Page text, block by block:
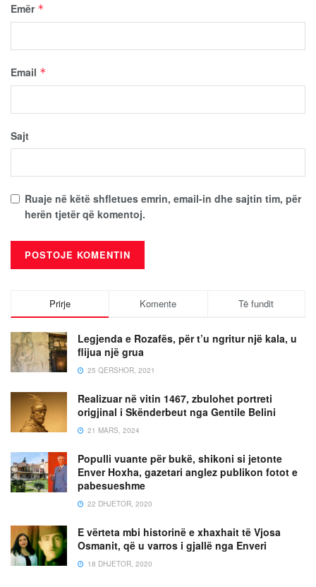
Emër *
Email *
Sajt
Ruaje në këtë shfletues emrin, email-in dhe sajtin tim, për
herën tjetër që komentoj.
Prirje Komente Të fundit
Legjenda e Rozafës, për t’u ngritur një kala, u
flijua një grua
25 QERSHOR, 2021
Realizuar në vitin 1467, zbulohet portreti
origjinal i Skënderbeut nga Gentile Belini
21 MARS, 2024
Populli vuante për bukë, shikoni si jetonte
Enver Hoxha, gazetari anglez publikon fotot e
pabesueshme
22 DHJETOR, 2020
E vërteta mbi historinë e xhaxhait të Vjosa
Osmanit, që u varros i gjallë nga Enveri
18 DHJETOR, 2020